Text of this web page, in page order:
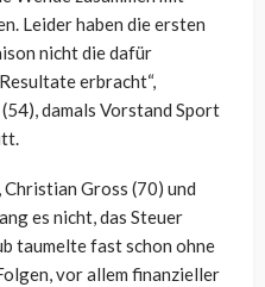
Leider haben die ersten
nicht die dafür
erbracht“,
damals Vorstand Sport
Gross (70) und
es nicht, das Steuer
taumelte fast schon ohne
vor allem finanzieller